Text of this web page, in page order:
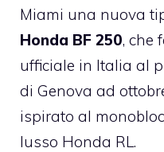
Miami una nuova
Honda BF 250, che
ufficiale in Italia al
di Genova ad
ispirato al
lusso Honda RL.